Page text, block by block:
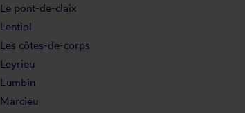
Le pont-de-claix
Lentiol
Les côtes-de-corps
Leyrieu
Lumbin
Marcieu